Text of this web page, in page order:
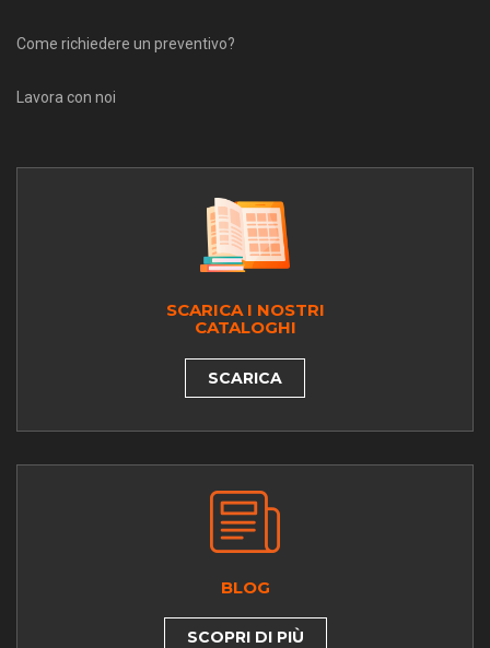
Come richiedere un preventivo?
Lavora con noi
SCARICA I NOSTRI
CATALOGHI
SCARICA
BLOG
SCOPRI DI PIÙ